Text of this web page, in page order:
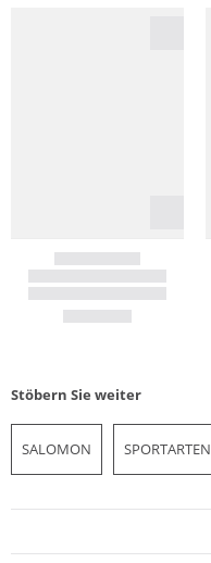
Stöbern Sie weiter
SALOMON SPORTARTEN